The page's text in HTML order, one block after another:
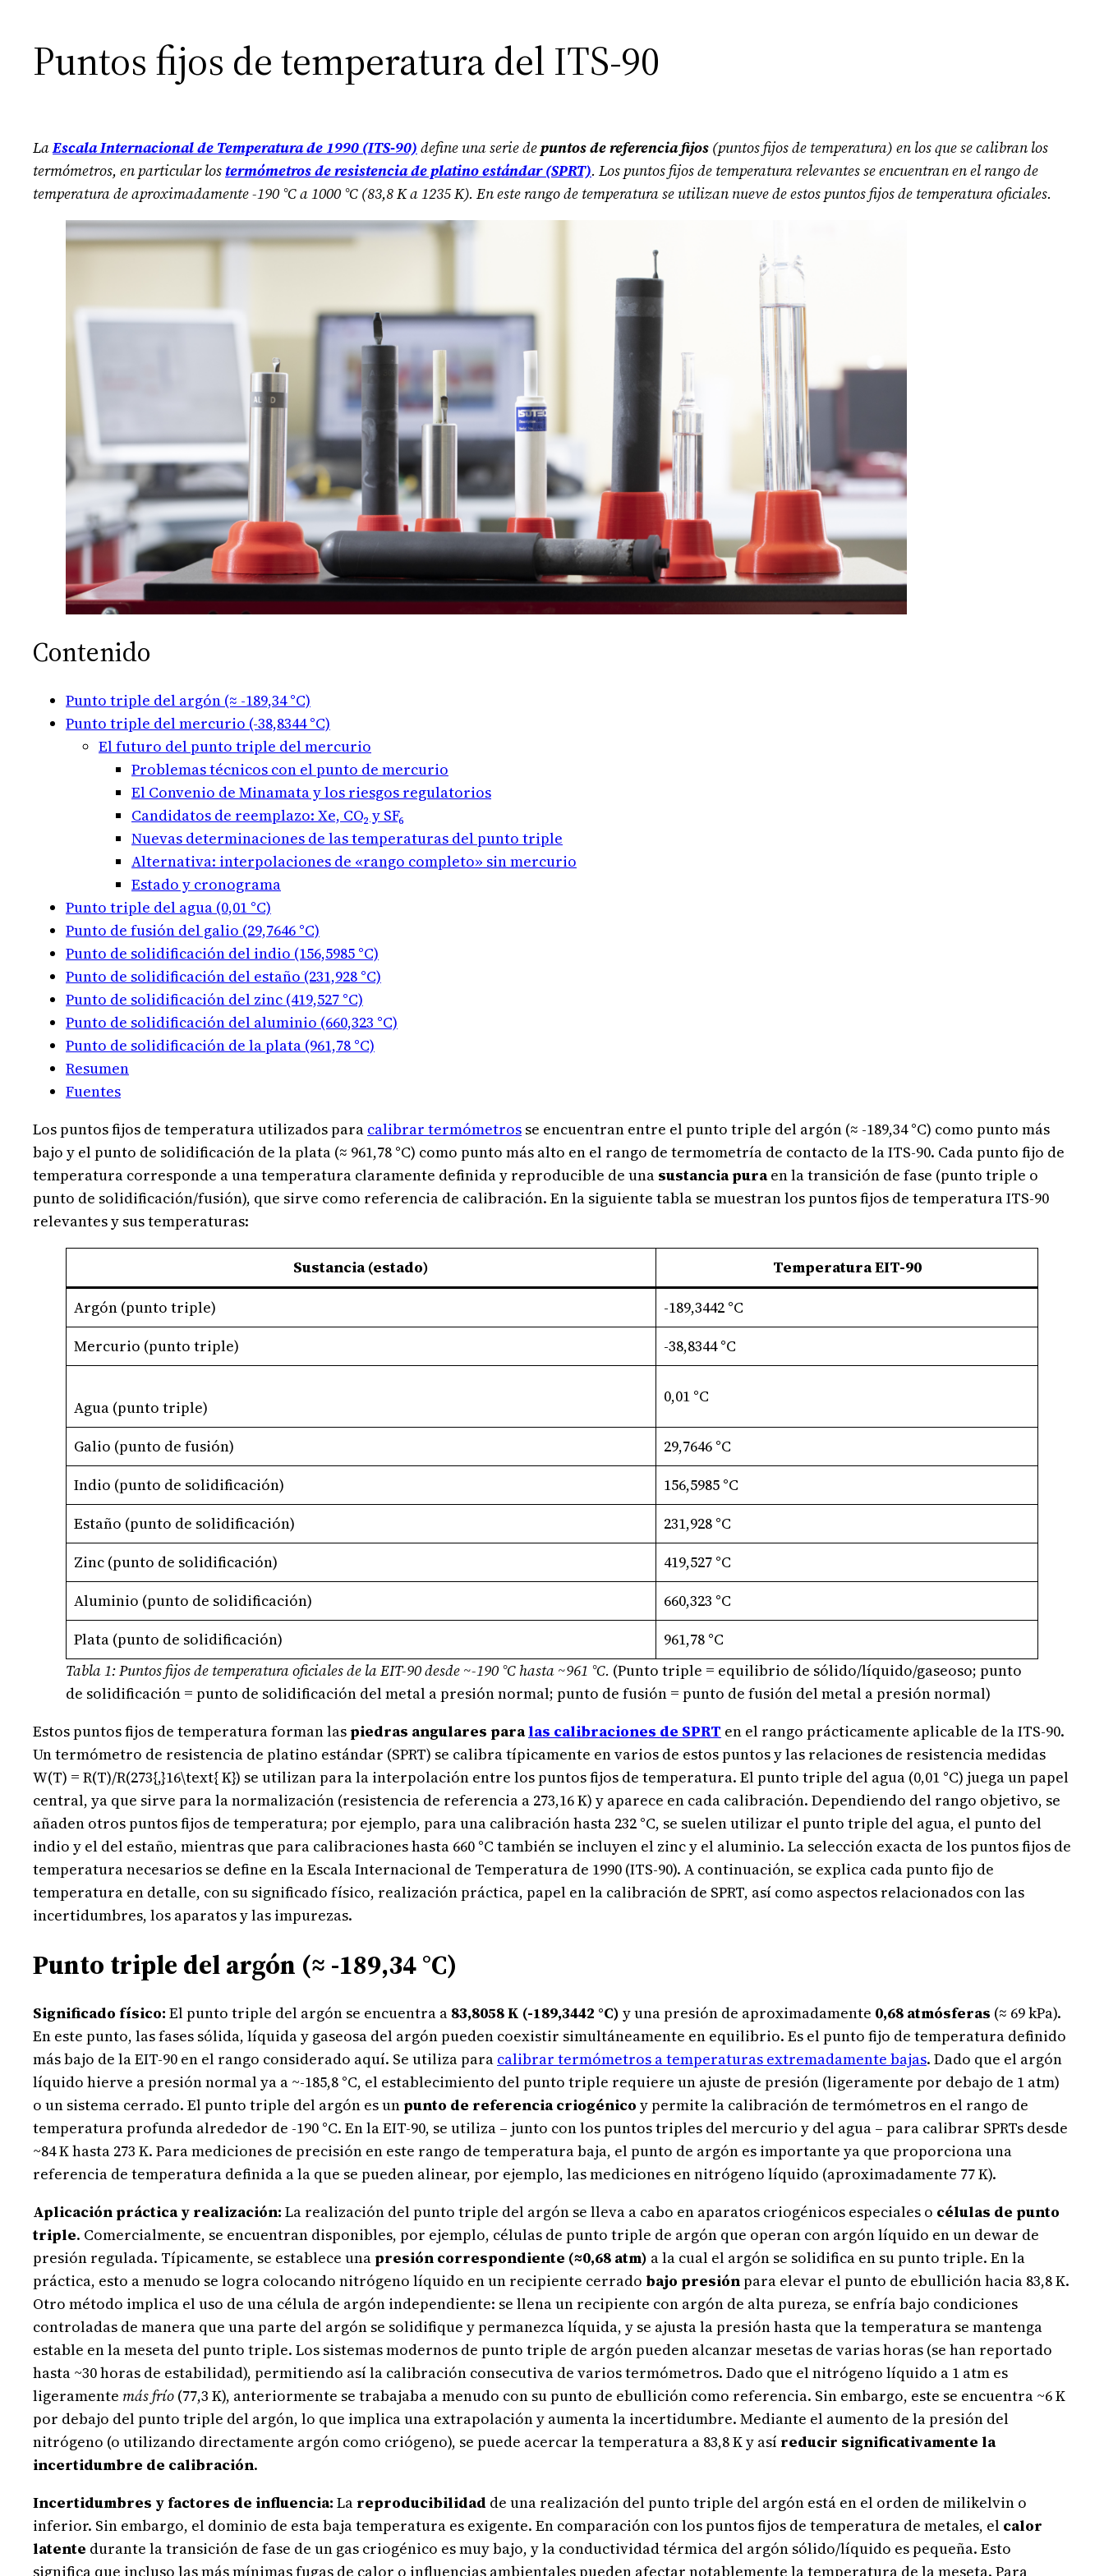
Puntos fijos de temperatura del ITS-90
LaEscala Internacional de Temperatura de 1990 (ITS-90) define una serie depuntos de referencia fijos (puntos fijos de temperatura) en los que se calibran los
termómetros, en particular los termómetros de resistencia de platino estándar (SPRT). Los puntos fijos de temperatura relevantes se encuentran en el rango de
temperatura de aproximadamente -190 °C a 1000 °C (83,8 K a 1235 K). En este rango de temperatura se utilizan nueve de estos puntos fijos de temperatura oficiales.
Contenido
Punto triple del argón (≈ -189,34 °C)
Punto triple del mercurio (-38,8344 °C)
El futuro del punto triple del mercurio
Problemas técnicos con el punto de mercurio
El Convenio de Minamata y los riesgos regulatorios
Candidatos de reemplazo: Xe, CO₂ y SF₆
Nuevas determinaciones de las temperaturas del punto triple
Alternativa: interpolaciones de «rango completo» sin mercurio
Estado y cronograma
Punto triple del agua (0,01 °C)
Punto de fusión del galio (29,7646 °C)
Punto de solidificación del indio (156,5985 °C)
Punto de solidificación del estaño (231,928 °C)
Punto de solidificación del zinc (419,527 °C)
Punto de solidificación del aluminio (660,323 °C)
Punto de solidificación de la plata (961,78 °C)
Resumen
Fuentes
Los puntos fijos de temperatura utilizados para calibrar termómetros se encuentran entre el punto triple del argón (≈ -189,34 °C) como punto más
bajo y el punto de solidificación de la plata (≈ 961,78 °C) como punto más alto en el rango de termometría de contacto de la ITS-90. Cada punto fijo de
temperatura corresponde a una temperatura claramente definida y reproducible de una sustancia puraen la transición de fase (punto triple o
punto de solidificación/fusión), que sirve como referencia de calibración. En la siguiente tabla se muestran los puntos fijos de temperatura ITS-90
relevantes y sus temperaturas:
Sustancia (estado)
Temperatura EIT-90
Argón (punto triple)
-189,3442 °C
Mercurio (punto triple)
-38,8344 °C
Agua (punto triple)
0,01 °C
Galio (punto de fusión)
29,7646 °C
Indio (punto de solidificación)
156,5985 °C
Estaño (punto de solidificación)
231,928 °C
Zinc (punto de solidificación)
419,527 °C
Aluminio (punto de solidificación)
660,323 °C
Plata (punto de solidificación)
961,78 °C
Tabla 1: Puntos fijos de temperatura oficiales de la EIT-90 desde ~-190 °C hasta ~961 °C. (Punto triple = equilibrio de sólido/líquido/gaseoso; punto
de solidificación = punto de solidificación del metal a presión normal; punto de fusión = punto de fusión del metal a presión normal)
Estos puntos fijos de temperatura forman laspiedras angulares paralas calibraciones de SPRT en el rango prácticamente aplicable de la ITS-90.
Un termómetro de resistencia de platino estándar (SPRT) se calibra típicamente en varios de estos puntos y las relaciones de resistencia medidas
W(T) = R(T)/R(273{,}16\text{ K}) se utilizan para la interpolación entre los puntos fijos de temperatura. El punto triple del agua (0,01 °C) juega un papel
central, ya que sirve para la normalización (resistencia de referencia a 273,16 K) y aparece en cada calibración. Dependiendo del rango objetivo, se
añaden otros puntos fijos de temperatura; por ejemplo, para una calibración hasta 232 °C, se suelen utilizar el punto triple del agua, el punto del
indio y el del estaño, mientras que para calibraciones hasta 660 °C también se incluyen el zinc y el aluminio. La selección exacta de los puntos fijos de
temperatura necesarios se define en la Escala Internacional de Temperatura de 1990 (ITS-90). A continuación, se explica cada punto fijo de
temperatura en detalle, con su significado físico, realización práctica, papel en la calibración de SPRT, así como aspectos relacionados con las
incertidumbres, los aparatos y las impurezas.
Punto triple del argón (≈ -189,34 °C)
Significado físico: El punto triple del argón se encuentra a 83,8058 K (-189,3442 °C) y una presión de aproximadamente 0,68 atmósferas (≈ 69 kPa).
En este punto, las fases sólida, líquida y gaseosa del argón pueden coexistir simultáneamente en equilibrio. Es el punto fijo de temperatura definido
más bajo de la EIT-90 en el rango considerado aquí. Se utiliza para calibrar termómetros a temperaturas extremadamente bajas. Dado que el argón
líquido hierve a presión normal ya a ~-185,8 °C, el establecimiento del punto triple requiere un ajuste de presión (ligeramente por debajo de 1 atm)
o un sistema cerrado. El punto triple del argón es unpunto de referencia criogénico y permite la calibración de termómetros en el rango de
temperatura profunda alrededor de -190 °C. En la EIT-90, se utiliza – junto con los puntos triples del mercurio y del agua – para calibrar SPRTs desde
~84 K hasta 273 K. Para mediciones de precisión en este rango de temperatura baja, el punto de argón es importante ya que proporciona una
referencia de temperatura definida a la que se pueden alinear, por ejemplo, las mediciones en nitrógeno líquido (aproximadamente 77 K).
Aplicación práctica y realización: La realización del punto triple del argón se lleva a cabo en aparatos criogénicos especiales o células de punto
triple. Comercialmente, se encuentran disponibles, por ejemplo, células de punto triple de argón que operan con argón líquido en un dewar de
presión regulada. Típicamente, se establece unapresión correspondiente (≈0,68 atm) a la cual el argón se solidifica en su punto triple. En la
práctica, esto a menudo se logra colocando nitrógeno líquido en un recipiente cerrado bajo presiónpara elevar el punto de ebullición hacia 83,8 K.
Otro método implica el uso de una célula de argón independiente: se llena un recipiente con argón de alta pureza, se enfría bajo condiciones
controladas de manera que una parte del argón se solidifique y permanezca líquida, y se ajusta la presión hasta que la temperatura se mantenga
estable en la meseta del punto triple. Los sistemas modernos de punto triple de argón pueden alcanzar mesetas de varias horas (se han reportado
hasta ~30 horas de estabilidad), permitiendo así la calibración consecutiva de varios termómetros. Dado que el nitrógeno líquido a 1 atm es
ligeramente más frío (77,3 K), anteriormente se trabajaba a menudo con su punto de ebullición como referencia. Sin embargo, este se encuentra ~6 K
por debajo del punto triple del argón, lo que implica una extrapolación y aumenta la incertidumbre. Mediante el aumento de la presión del
nitrógeno (o utilizando directamente argón como criógeno), se puede acercar la temperatura a 83,8 K y así reducir significativamente la
incertidumbre de calibración.
Incertidumbres y factores de influencia: La reproducibilidad de una realización del punto triple del argón está en el orden de milikelvin o
inferior. Sin embargo, el dominio de esta baja temperatura es exigente. En comparación con los puntos fijos de temperatura de metales, el calor
latente durante la transición de fase de un gas criogénico es muy bajo, y la conductividad térmica del argón sólido/líquido es pequeña. Esto
significa que incluso las más mínimas fugas de calor o influencias ambientales pueden afectar notablemente la temperatura de la meseta. Para